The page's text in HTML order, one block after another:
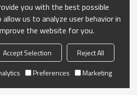
you with the best possible
allow us to analyze user behavior in
the website for you.
Accept Selection
Reject All
Preferences Marketing